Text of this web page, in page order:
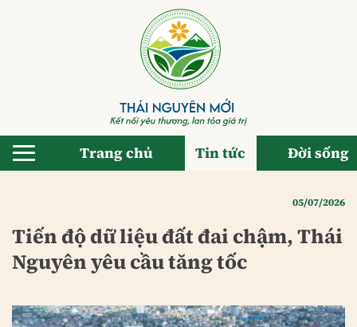
Trang chủ Tin tức Đời sống
05/07/2026
Tiến độ dữ liệu đất đai chậm, Thái
Nguyên yêu cầu tăng tốc